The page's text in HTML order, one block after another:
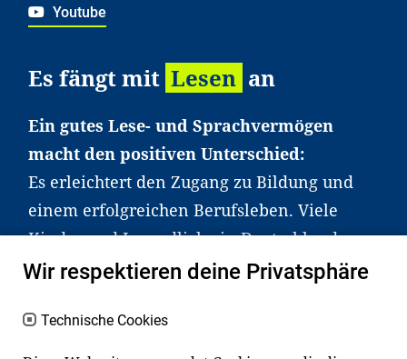
Youtube
Es fängt mit Lesen an
Ein gutes Lese- und Sprachvermögen
macht den positiven Unterschied:
Es erleichtert den Zugang zu Bildung und
einem erfolgreichen Berufsleben. Viele
Kinder und Jugendliche in Deutschland
haben aber große Schwierigkeiten dabei.
an Familien sowie an Erzieher*innen,
Lehrer*innen und andere
Wir respektieren deine Privatsphäre
Technische Cookies